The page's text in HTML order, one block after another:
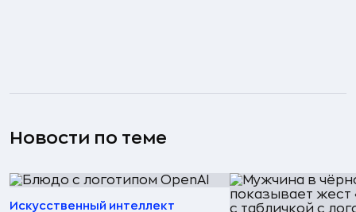
Новости по теме
Искусственный интеллект